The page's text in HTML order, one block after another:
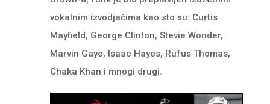
vokalnim izvodjačima kao sto su: Curtis
Mayfield, George Clinton, Stevie Wonder,
Marvin Gaye, Isaac Hayes, Rufus Thomas,
Chaka Khan i mnogi drugi.